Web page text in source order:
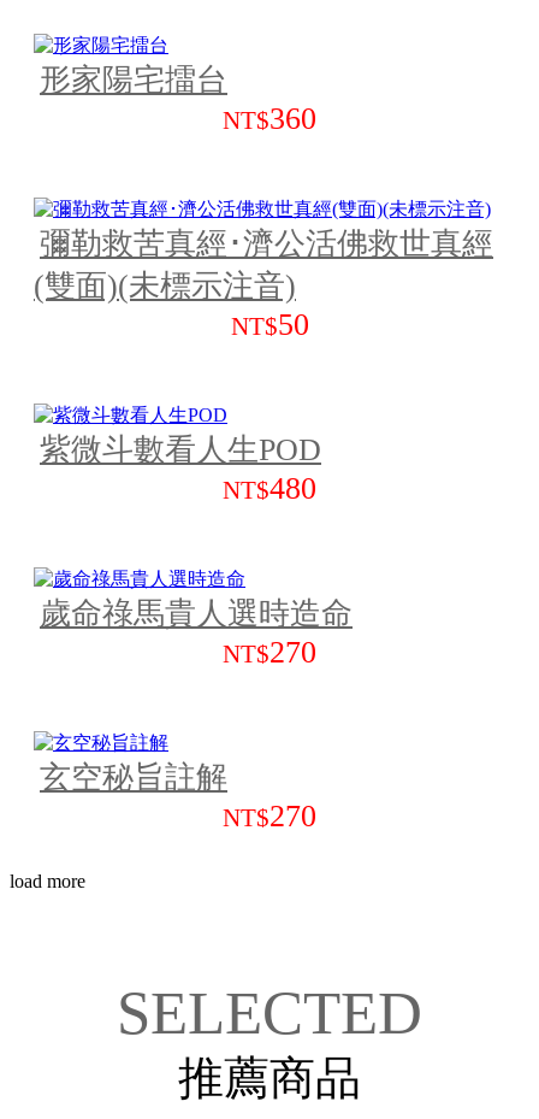
形家陽宅擂台
NT$360
彌勒救苦真經･濟公活佛救世真經
(雙面)(未標示注音)
NT$50
紫微斗數看人生POD
NT$480
歲命祿馬貴人選時造命
NT$270
玄空秘旨註解
NT$270
load more
SELECTED
推薦商品